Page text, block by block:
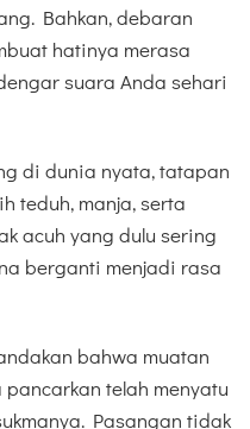
Bahkan, debaran
hatinya merasa
suara Anda sehari
di dunia nyata, tatapan
teduh, manja, serta
acuh yang dulu sering
berganti menjadi rasa
bahwa muatan
telah menyatu
Pasangan tidak